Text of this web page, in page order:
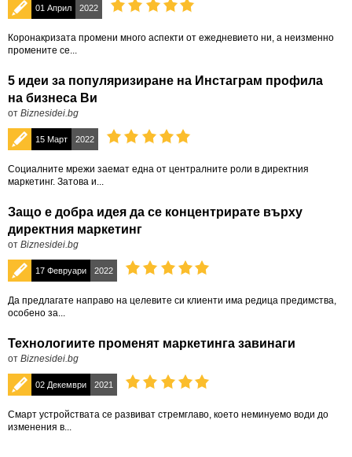
01 Април 2022
Коронакризата промени много аспекти от ежедневието ни, а неизменно
промените се...
5 идеи за популяризиране на Инстаграм профила
на бизнеса Ви
от Biznesidei.bg
15 Март 2022
Социалните мрежи заемат една от централните роли в директния
маркетинг. Затова и...
Защо е добра идея да се концентрирате върху
директния маркетинг
от Biznesidei.bg
17 Февруари 2022
Да предлагате направо на целевите си клиенти има редица предимства,
особено за...
Технологиите променят маркетинга завинаги
от Biznesidei.bg
02 Декември 2021
Смарт устройствата се развиват стремглаво, което неминуемо води до
изменения в...